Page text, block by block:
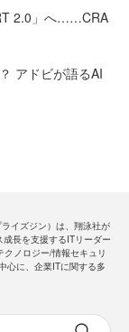
2.0」へ……CRA
アドビが語るAI
イズジン）は、翔泳社が
長を支援するITリーダー
ノロジー/情報セキュリ
心に、企業ITに関する多